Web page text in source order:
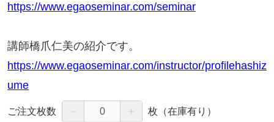
https://www.egaoseminar.com/seminar
講師橋爪仁美の紹介です。
https://www.egaoseminar.com/instructor/profilehashiz
ume
ご注文枚数 － ＋ 枚 （在庫有り）